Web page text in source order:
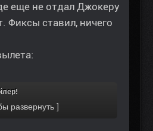
еще не отдал Джокеру
Фиксы ставил, ничего